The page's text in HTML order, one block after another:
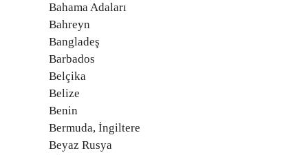
Bahama Adaları
Bahreyn
Bangladeş
Barbados
Belçika
Belize
Benin
Bermuda, İngiltere
Beyaz Rusya